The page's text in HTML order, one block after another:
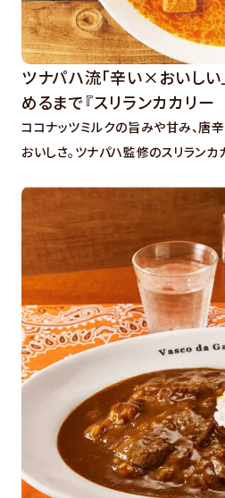
ツナパハ流「辛い×おいしい
めるまで『スリランカカリー
ココナッツミルクの旨みや甘み、唐
おいしさ。ツナパハ監修のスリランカ